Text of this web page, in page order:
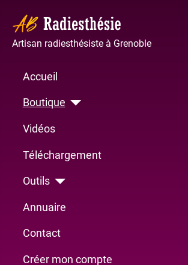
Artisan radiesthésiste à Grenoble
Accueil
Boutique
Vidéos
Téléchargement
Outils
Annuaire
Contact
Créer mon compte